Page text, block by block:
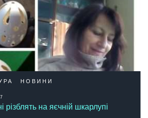
НОВИНИ
різблять на яєчній шкарлупі